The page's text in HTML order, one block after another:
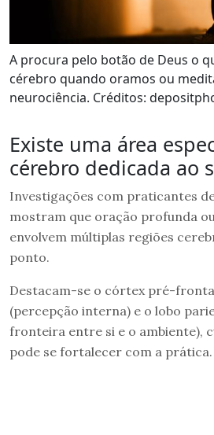
A procura pelo botão de Deus o
cérebro quando oramos ou
neurociência. Créditos:
Existe uma área
cérebro dedicada ao
Investigações com praticantes
mostram que oração profunda
envolvem múltiplas regiões
ponto.
Destacam-se o córtex pré-
(percepção interna) e o lobo
fronteira entre si e o ambiente),
pode se fortalecer com a prática.